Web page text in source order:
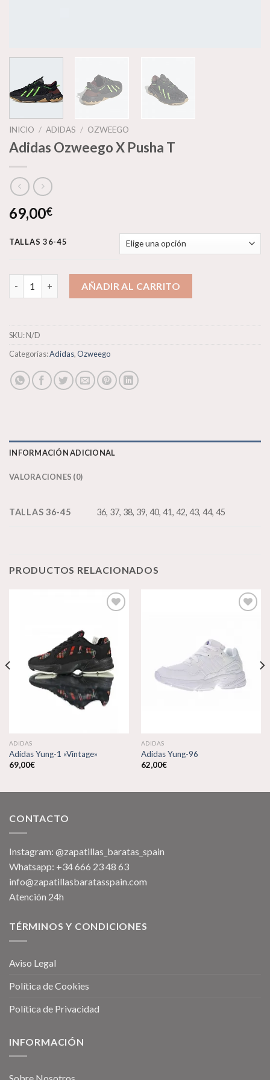
INICIO / ADIDAS / OZWEEGO
Adidas Ozweego X Pusha T
69,00€
TALLAS 36-45
Adidas Ozweego X Pusha T cantidad
AÑADIR AL CARRITO
SKU:N/D
Categorías:Adidas,Ozweego
INFORMACIÓN ADICIONAL
VALORACIONES (0)
TALLAS 36-45 36, 37, 38, 39, 40, 41, 42, 43, 44, 45
PRODUCTOS RELACIONADOS
Añadir
a la
lista de
deseos
ADIDAS
Adidas Yung-1 «Vintage»
69,00€
a la
lista de
deseos
ADIDAS
Adidas Yung-96
62,00€
CONTACTO
Instagram: @zapatillas_baratas_spain
Whatsapp: +34 666 23 48 63
info@zapatillasbaratasspain.com
Atención 24h
TÉRMINOS Y CONDICIONES
Aviso Legal
Política de Cookies
Política de Privacidad
INFORMACIÓN